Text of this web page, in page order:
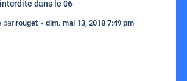
dans le 06
parrouget « dim. mai 13, 2018 7:49 pm